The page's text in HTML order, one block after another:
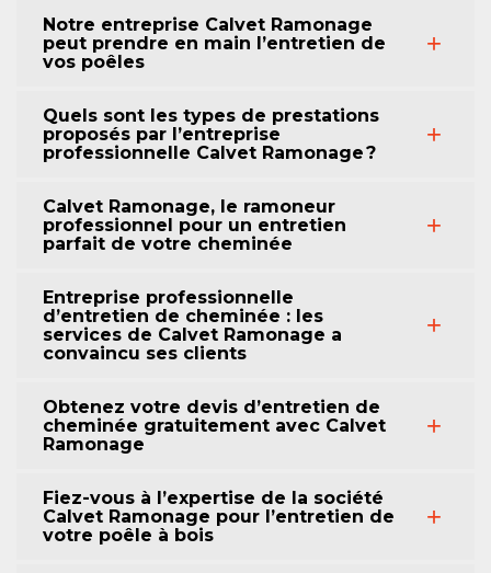
Notre entreprise Calvet Ramonage
peut prendre en main l’entretien de
vos poêles
Quels sont les types de prestations
proposés par l’entreprise
professionnelle Calvet Ramonage ?
Calvet Ramonage, le ramoneur
professionnel pour un entretien
parfait de votre cheminée
Entreprise professionnelle
d’entretien de cheminée : les
services de Calvet Ramonage a
convaincu ses clients
Obtenez votre devis d’entretien de
cheminée gratuitement avec Calvet
Ramonage
Fiez-vous à l’expertise de la société
Calvet Ramonage pour l’entretien de
votre poêle à bois